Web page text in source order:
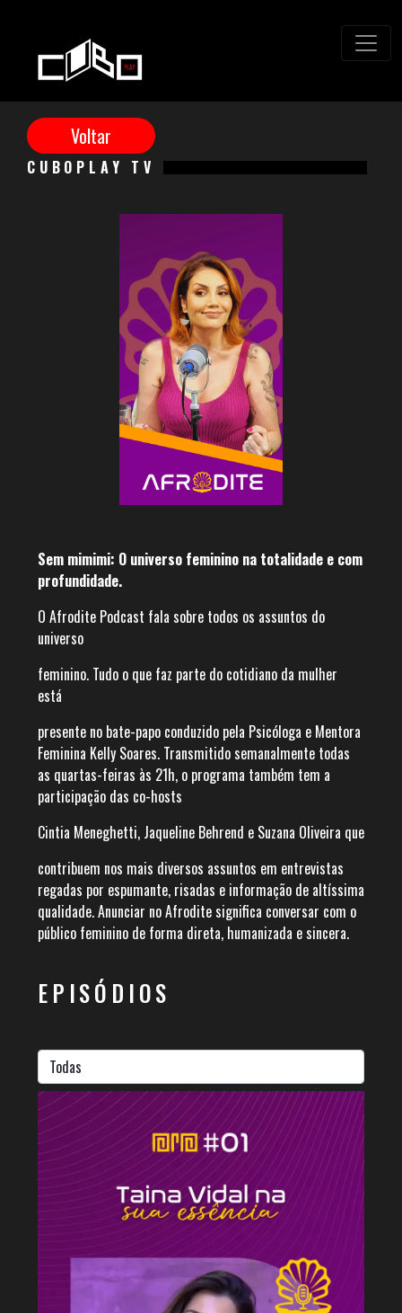
CUBOPLAY TV
Sem mimimi: O universo feminino na totalidade e com
profundidade.
O Afrodite Podcast fala sobre todos os assuntos do
universo
feminino. Tudo o que faz parte do cotidiano da mulher
está
presente no bate-papo conduzido pela Psicóloga e Mentora
Feminina Kelly Soares. Transmitido semanalmente todas
as quartas-feiras às 21h, o programa também tem a
participação das co-hosts
Cintia Meneghetti, Jaqueline Behrend e Suzana Oliveira que
contribuem nos mais diversos assuntos em entrevistas
regadas por espumante, risadas e informação de altíssima
qualidade. Anunciar no Afrodite significa conversar com o
público feminino de forma direta, humanizada e sincera.
EPISÓDIOS